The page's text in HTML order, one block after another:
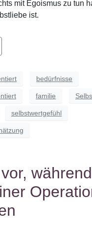
mit Egoismus zu tun
ist.
bedürfnisse
familie
selbstwertgefühl